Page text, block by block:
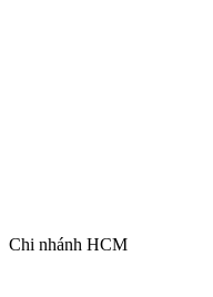
Chi nhánh HCM